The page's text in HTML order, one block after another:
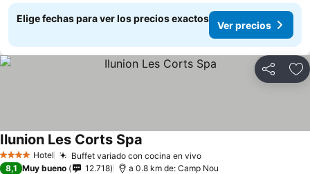
Elige fechas para ver los precios exactos
Ver precios
Compartir
4 EstrellasHotel Buffet variado con cocina en vivo
Ilunion Les Corts Spa
8,1 Muy bueno 12.718 a 0.8 km de: Camp Nou